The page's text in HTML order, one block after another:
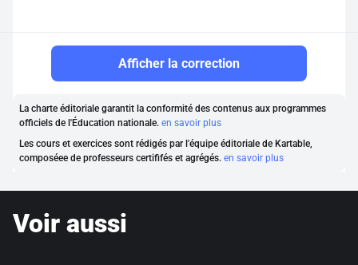
Afficher la correction
La charte éditoriale garantit la conformité des contenus aux programmes
officiels de l'Éducation nationale. en savoir plus
Les cours et exercices sont rédigés par l'équipe éditoriale de Kartable,
composéee de professeurs certififés et agrégés. en savoir plus
Voir aussi